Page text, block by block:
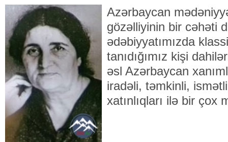
Azərbaycan
gözəlliyinin bir cəhəti
ədəbiyyatımızda
tanıdığımız kişi
əsl Azərbaycan
iradəli, təmkinli,
xatınlıqları ilə bir çox